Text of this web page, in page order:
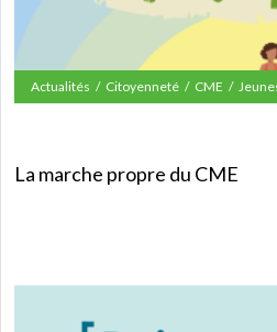
Actualités Citoyenneté CME
La marche propre du CME